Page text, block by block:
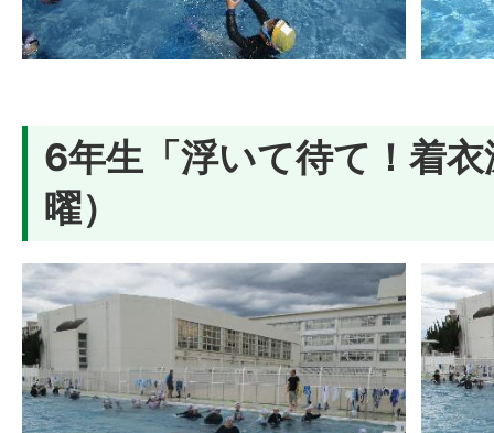
6年生「浮いて待て！着
曜）